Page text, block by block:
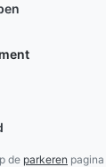
de parkeren pagina